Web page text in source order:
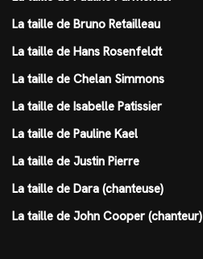
La taille de Bruno Retailleau
La taille de Hans Rosenfeldt
La taille de Chelan Simmons
La taille de Isabelle Patissier
La taille de Pauline Kael
La taille de Justin Pierre
La taille de Dara (chanteuse)
La taille de John Cooper (chanteur)